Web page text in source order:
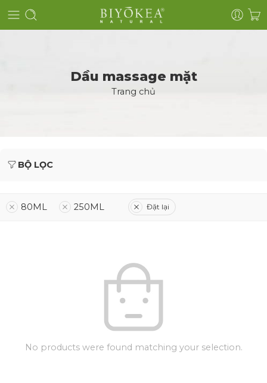
Dầu massage mặt
Trang chủ
BỘ LỌC
80ML 250ML Đặt lại
No products were found matching your selection.